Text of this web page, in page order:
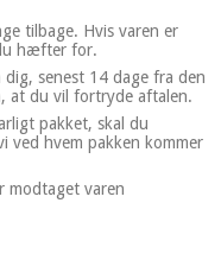
tilbage. Hvis varen er
hæfter for.
senest 14 dage fra den
at du vil fortryde aftalen.
pakket, skal du
ved hvem pakken kommer
modtaget varen